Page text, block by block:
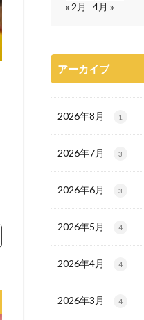
« 2月
4月 »
アーカイブ
2026年8月 1
2026年7月 3
2026年6月 3
2026年5月 4
2026年4月 4
2026年3月 4